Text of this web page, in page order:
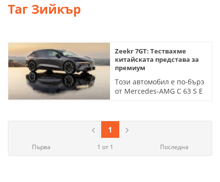
Таг Зийкър
Zeekr 7GT: Тествахме
китайската представа за
премиум
Този автомобил е по-бърз
от Mercedes-AMG C 63 S E
1 от 1 Последна
1
Първа